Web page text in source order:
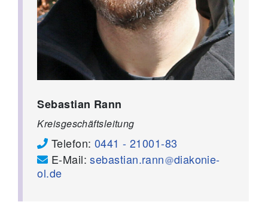
Sebastian Rann
Kreisgeschäftsleitung
Telefon: 0441 - 21001-83
E-Mail:sebastian.rann
diakonie-
ol.de